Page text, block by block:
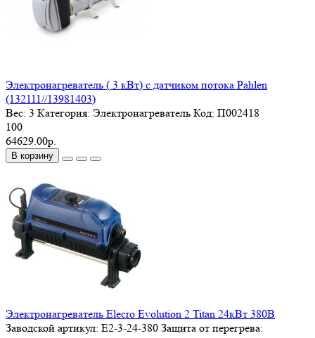
Электронагреватель ( 3 кВт) с датчиком потока Pahlen
(132111//13981403)
Вес: 3 Категория: Электронагреватель Код: П002418
100
64629.00р.
В корзину
Электронагреватель Elecro Evolution 2 Titan 24кВт 380В
Заводской артикул: E2-3-24-380 Защита от перегрева: